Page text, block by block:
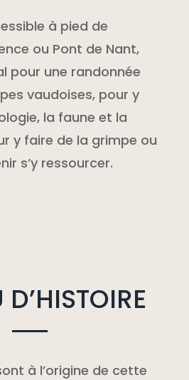
à pied de
ou Pont de Nant,
pour une randonnée
vaudoises, pour y
la faune et la
y faire de la grimpe ou
s’y ressourcer.
à l’origine de cette